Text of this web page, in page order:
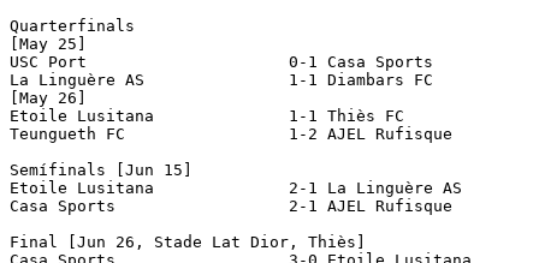
Quarterfinals
[May 25]
USC Port                     0-1 Casa
La Linguère AS               1-1 Diambars FC
[May 26]
Etoile Lusitana              1-1 Thiès FC
Teungueth FC                 1-2 AJEL
Semífinals [Jun 15]
Etoile Lusitana              2-1 La
Casa Sports                  2-1 AJEL
Final [Jun 26, Stade Lat Dior, Thiès]